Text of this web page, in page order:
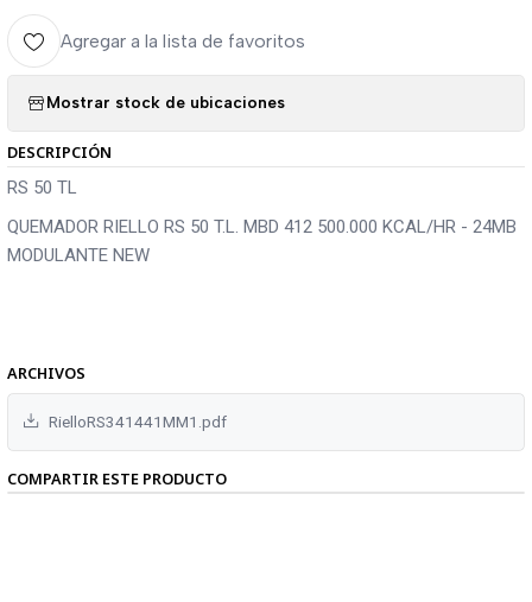
Agregar a la lista de favoritos
Mostrar stock de ubicaciones
DESCRIPCIÓN
RS 50 TL
QUEMADOR RIELLO RS 50 T.L. MBD 412 500.000 KCAL/HR - 24MB
MODULANTE NEW
ARCHIVOS
RielloRS341441MM1.pdf
COMPARTIR ESTE PRODUCTO